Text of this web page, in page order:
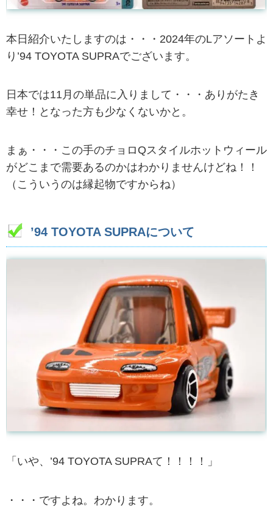
本日紹介いたしますのは・・・2024年のLアソートよ
り’94 TOYOTA SUPRAでございます。
日本では11月の単品に入りまして・・・ありがたき
幸せ！となった方も少なくないかと。
まぁ・・・この手のチョロQスタイルホットウィール
がどこまで需要あるのかはわかりませんけどね！！
（こういうのは縁起物ですからね）
’94 TOYOTA SUPRAについて
「いや、’94 TOYOTA SUPRAて！！！！」
・・・ですよね。わかります。